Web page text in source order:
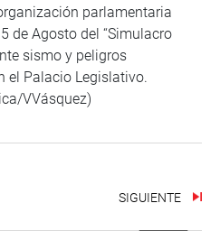
parlamentaria
de Agosto del “Simulacro
sismo y peligros
el Palacio Legislativo.
VVásquez)
SIGUIENTE